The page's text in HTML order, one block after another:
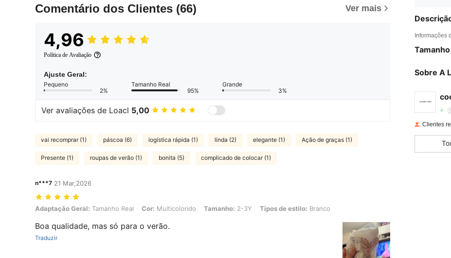
Comentário dos Clientes (66) Ver mais
4,96
Política de Avaliação
Ajuste Geral:
Pequeno
2%
Tamanho Real
95%
Grande
3%
Ver avaliações de Loacl 5,00
vai recomprar (1) páscoa (6) logística rápida (1) linda (2) elegante (1) Ação de graças (1)
Presente (1) roupas de verão (1) bonita (5) complicado de colocar (1)
n***7 21 Mar,2026
Adaptação Geral: Tamanho Real, Cor: Multicolorido, Tamanho: 2-3Y, Tipos de estilo: Branco
Adaptação Geral: Tamanho Real Cor: Multicolorido Tamanho: 2-3Y Tipos de estilo: Branco
Boa qualidade, mas só para o verão.
Traduzir
Informações
Sobre A
Clientes